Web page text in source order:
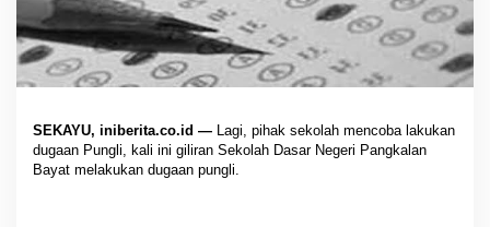
SEKAYU, iniberita.co.id — Lagi, pihak sekolah mencoba lakukan
dugaan Pungli, kali ini giliran Sekolah Dasar Negeri Pangkalan
Bayat melakukan dugaan pungli.